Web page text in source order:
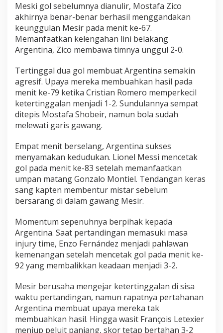
Meski gol sebelumnya dianulir, Mostafa Zico
akhirnya benar-benar berhasil menggandakan
keunggulan Mesir pada menit ke-67.
Memanfaatkan kelengahan lini belakang
Argentina, Zico membawa timnya unggul 2-0.
Tertinggal dua gol membuat Argentina semakin
agresif. Upaya mereka membuahkan hasil pada
menit ke-79 ketika Cristian Romero memperkecil
ketertinggalan menjadi 1-2. Sundulannya sempat
ditepis Mostafa Shobeir, namun bola sudah
melewati garis gawang.
Empat menit berselang, Argentina sukses
menyamakan kedudukan. Lionel Messi mencetak
gol pada menit ke-83 setelah memanfaatkan
umpan matang Gonzalo Montiel. Tendangan keras
sang kapten membentur mistar sebelum
bersarang di dalam gawang Mesir.
Momentum sepenuhnya berpihak kepada
Argentina. Saat pertandingan memasuki masa
injury time, Enzo Fernández menjadi pahlawan
kemenangan setelah mencetak gol pada menit ke-
92 yang membalikkan keadaan menjadi 3-2.
Mesir berusaha mengejar ketertinggalan di sisa
waktu pertandingan, namun rapatnya pertahanan
Argentina membuat upaya mereka tak
membuahkan hasil. Hingga wasit François Letexier
meniup peluit panjang, skor tetap bertahan 3-2